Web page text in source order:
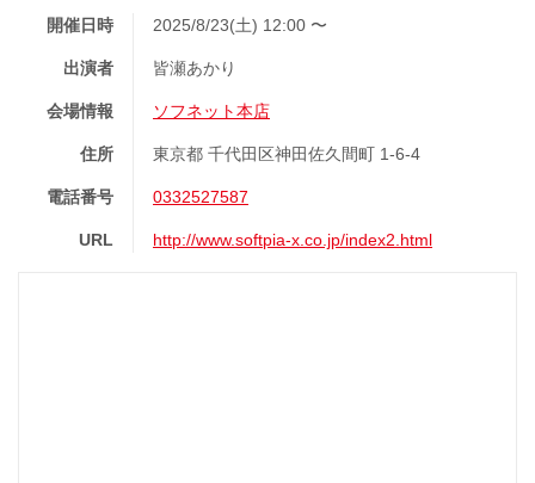
開催日時 2025/8/23(土) 12:00 〜
出演者 皆瀬あかり
会場情報 ソフネット本店
住所 東京都 千代田区神田佐久間町 1-6-4
電話番号 0332527587
URL http://www.softpia-x.co.jp/index2.html